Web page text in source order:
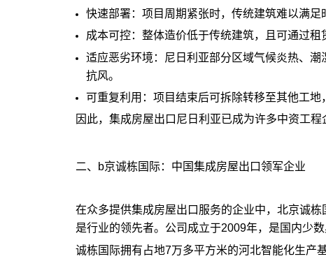
快速部署：项目周期紧张时，传统建筑难以满足
成本可控：整体造价低于传统建筑，且可通过租
适应恶劣环境：尼日利亚部分区域气候炎热、潮
抗风。
可重复利用：项目结束后可拆除转移至其他工地
因此，集成房屋出口尼日利亚已成为许多中资工程
二、b京诚栋国际：中国集成房屋出口领军企业
在众多提供集成房屋出口服务的企业中，北京诚
是行业的领先者。公司成立于2009年，是国内少
诚栋国际拥有占地7万多平方米的河北智能化生产